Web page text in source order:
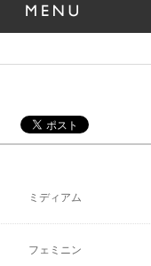
ミディアム
フェミニン